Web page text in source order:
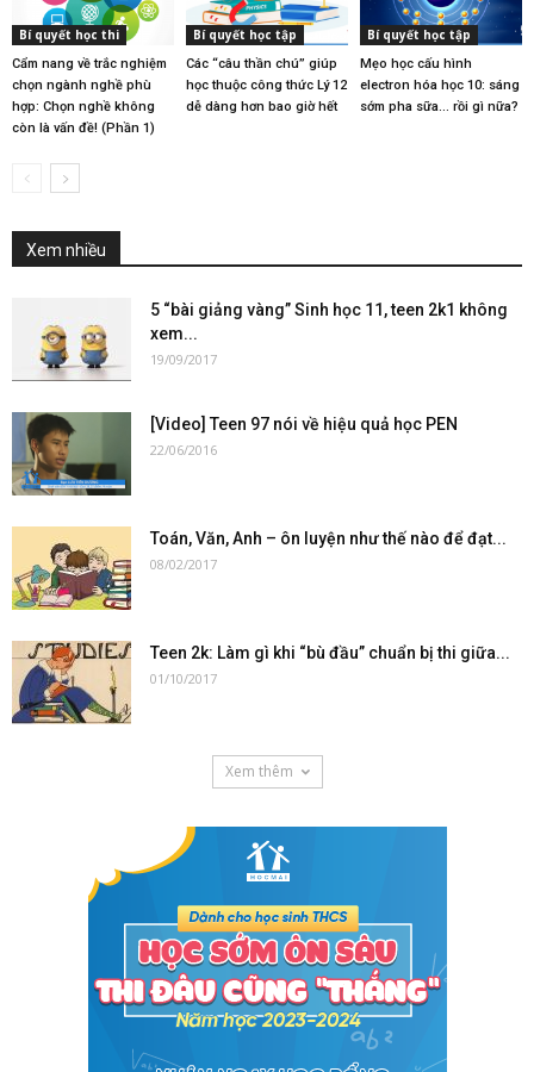
Bí quyết học thi
Cẩm nang về trắc nghiệm
chọn ngành nghề phù
hợp: Chọn nghề không
còn là vấn đề! (Phần 1)
Bí quyết học tập
Các “câu thần chú” giúp
học thuộc công thức Lý 12
dễ dàng hơn bao giờ hết
Bí quyết học tập
Mẹo học cấu hình
electron hóa học 10: sáng
sớm pha sữa… rồi gì nữa?
Xem nhiều
5 “bài giảng vàng” Sinh học 11, teen 2k1 không
xem...
19/09/2017
[Video] Teen 97 nói về hiệu quả học PEN
22/06/2016
Toán, Văn, Anh – ôn luyện như thế nào để đạt...
08/02/2017
Teen 2k: Làm gì khi “bù đầu” chuẩn bị thi giữa...
01/10/2017
Xem thêm